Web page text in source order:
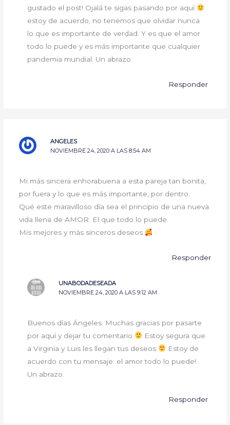
gustado el post! Ojalá te sigas pasando por aquí
estoy de acuerdo, no tenemos que olvidar nunca
lo que es importante de verdad. Y es que el amor
todo lo puede y es más importante que cualquier
pandemia mundial. Un abrazo.
Responder
ANGELES
NOVIEMBRE 24, 2020 A LAS 8:54 AM
Mi más sincera enhorabuena a esta pareja tan bonita,
por fuera y lo que es más importante, por dentro.
Qué este maravilloso día sea el principio de una nueva
vida llena de AMOR. El que todo lo puede.
Mis mejores y más sinceros deseos
Responder
UNABODADESEADA
NOVIEMBRE 24, 2020 A LAS 9:12 AM
Buenos días Ángeles. Muchas gracias por pasarte
por aquí y dejar tu comentario
Estoy segura que
a Virginia y Luis les llegan tus deseos
Estoy de
acuerdo con tu mensaje: el amor todo lo puede!
Un abrazo.
Responder